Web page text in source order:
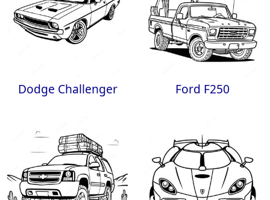
Dodge Challenger Ford F250